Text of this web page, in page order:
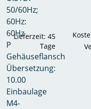
50/60Hz;
60Hz:
60Hz
P
Gehäuseflansch
Übersetzung:
10.00
Einbaulage
M4-
Lieferzeit: 45
Tage